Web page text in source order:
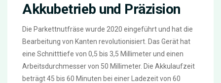
Akkubetrieb und Präzision
Die Parkettnutfräse wurde 2020 eingeführt und hat die
Bearbeitung von Kanten revolutionisiert. Das Gerät hat
eine Schnitttiefe von 0,5 bis 3,5 Millimeter und einen
Arbeitsdurchmesser von 50 Millimeter. Die Akkulaufzeit
beträgt 45 bis 60 Minuten bei einer Ladezeit von 60